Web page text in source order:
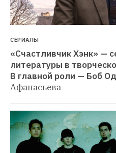
СЕРИАЛЫ
«Счастливчик Хэнк» —
литературы в
В главной роли — Боб
Афанасьева